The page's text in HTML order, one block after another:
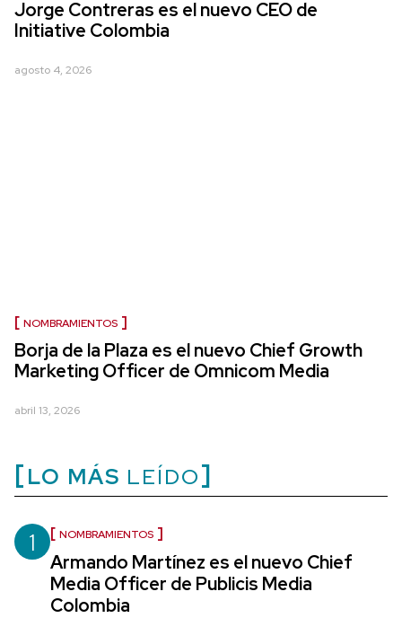
Jorge Contreras es el nuevo CEO de
Initiative Colombia
agosto 4, 2026
NOMBRAMIENTOS
Borja de la Plaza es el nuevo Chief Growth
Marketing Officer de Omnicom Media
abril 13, 2026
LO MÁS LEÍDO
1 NOMBRAMIENTOS
Armando Martínez es el nuevo Chief
Media Officer de Publicis Media
Colombia